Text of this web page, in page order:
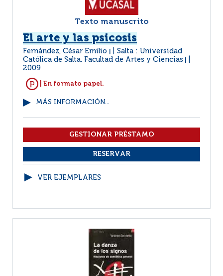
Texto manuscrito
El arte y las psicosis
Fernández, César Emilio
Salta : Universidad
Católica de Salta. Facultad de Artes y Ciencias
2009
| En formato papel.
MÁS INFORMACIÓN...
VER EJEMPLARES